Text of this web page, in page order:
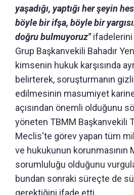
yaşadığı, yaptığı her şeyin
böyle bir ifşa, böyle bir
doğru bulmuyoruz"ifadelerini
Grup Başkanvekili Bahadır
kimsenin hukuk karşısında
belirterek, soruşturmanın
edilmesinin masumiyet
açısından önemli olduğunu
yöneten TBMM Başkanvekili
Meclis'te görev yapan tüm
ve hukukunun korunmasının
sorumluluğu olduğunu
bundan sonraki süreçte de
gerektiğini ifade etti.